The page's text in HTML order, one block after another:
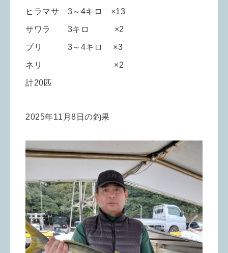
ヒラマサ 3～4キロ ×13
サワラ 3キロ ×2
ブリ 3～4キロ ×3
ネリ ×2
計20匹
2025年11月8日の釣果